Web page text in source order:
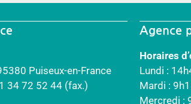
Puiseux-en-France
34 72 52 44 (fax.)
Agence
Horaires
Lundi :
Mardi :
Mercredi :